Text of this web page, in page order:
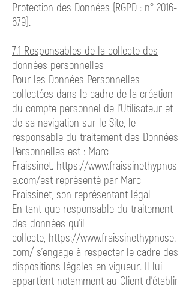
Protection des Données (RGPD : n° 2016-
679).
7.1 Responsables de la collecte des
données personnelles
Pour les Données Personnelles
collectées dans le cadre de la création
du compte personnel de l’Utilisateur et
de sa navigation sur le Site, le
responsable du traitement des Données
Personnelles est : Marc
Fraissinet. https://www.fraissinethypnos
e.com/est représenté par Marc
Fraissinet, son représentant légal
En tant que responsable du traitement
des données qu’il
collecte, https://www.fraissinethypnose.
com/ s’engage à respecter le cadre des
dispositions légales en vigueur. Il lui
appartient notamment au Client d’établir